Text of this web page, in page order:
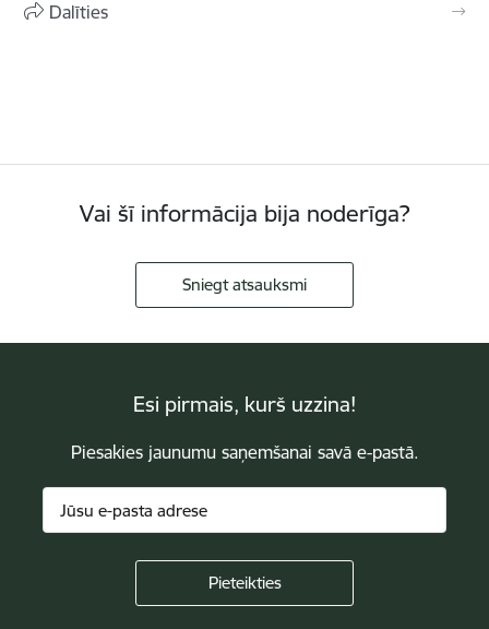
Dalīties
Vai šī informācija bija noderīga?
Sniegt atsauksmi
Esi pirmais, kurš uzzina!
Piesakies jaunumu saņemšanai savā e-pastā.